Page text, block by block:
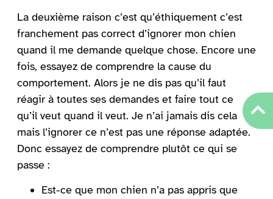
La deuxième raison c’est qu’éthiquement c’est
franchement pas correct d’ignorer mon chien
quand il me demande quelque chose. Encore une
fois, essayez de comprendre la cause du
comportement. Alors je ne dis pas qu’il faut
réagir à toutes ses demandes et faire tout ce
qu’il veut quand il veut. Je n’ai jamais dis cela
mais l’ignorer ce n’est pas une réponse adaptée.
Donc essayez de comprendre plutôt ce qui se
passe :
Est-ce que mon chien n’a pas appris que